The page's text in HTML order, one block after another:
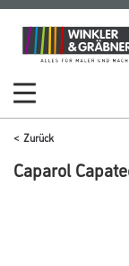
Zum
Inhalt
Zum
Navigationsmenü
Zurück
Caparol